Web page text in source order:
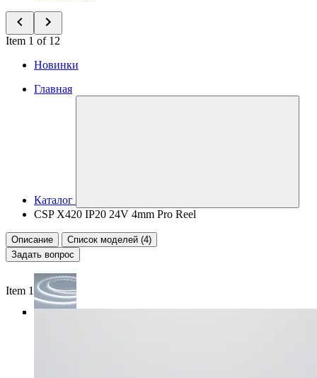
Item 1 of 12
Новинки
Главная
Каталог
CSP X420 IP20 24V 4mm Pro Reel
Описание
Список моделей (4)
Задать вопрос
Item 1 of 5